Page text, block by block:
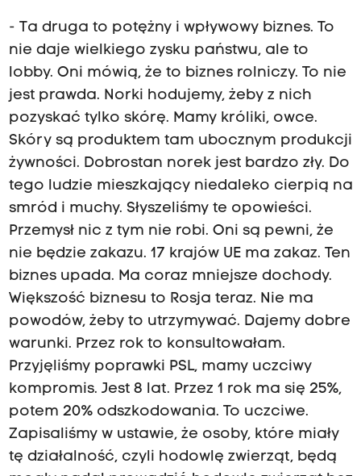
- Ta druga to potężny i wpływowy biznes. To
nie daje wielkiego zysku państwu, ale to
lobby. Oni mówią, że to biznes rolniczy. To nie
jest prawda. Norki hodujemy, żeby z nich
pozyskać tylko skórę. Mamy króliki, owce.
Skóry są produktem tam ubocznym produkcji
żywności. Dobrostan norek jest bardzo zły. Do
tego ludzie mieszkający niedaleko cierpią na
smród i muchy. Słyszeliśmy te opowieści.
Przemysł nic z tym nie robi. Oni są pewni, że
nie będzie zakazu. 17 krajów UE ma zakaz. Ten
biznes upada. Ma coraz mniejsze dochody.
Większość biznesu to Rosja teraz. Nie ma
powodów, żeby to utrzymywać. Dajemy dobre
warunki. Przez rok to konsultowałam.
Przyjęliśmy poprawki PSL, mamy uczciwy
kompromis. Jest 8 lat. Przez 1 rok ma się 25%,
potem 20% odszkodowania. To uczciwe.
Zapisaliśmy w ustawie, że osoby, które miały
tę działalność, czyli hodowlę zwierząt, będą